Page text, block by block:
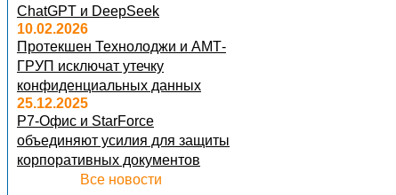
ChatGPT и DeepSeek
10.02.2026
Протекшен Технолоджи и АМТ-
ГРУП исключат утечку
конфиденциальных данных
25.12.2025
Р7-Офис и StarForce
объединяют усилия для защиты
корпоративных документов
Все новости